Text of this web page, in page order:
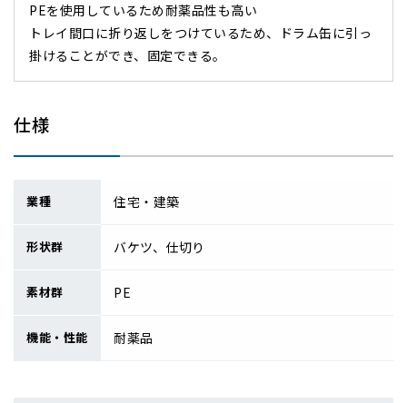
PEを使用しているため耐薬品性も高い
トレイ間口に折り返しをつけているため、ドラム缶に引っ
掛けることができ、固定できる。
仕様
業種 住宅・建築
形状群 バケツ、仕切り
素材群 PE
機能・性能 耐薬品